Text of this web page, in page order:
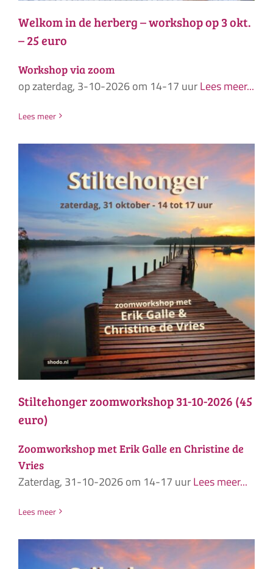
Welkom in de herberg – workshop op 3 okt.
– 25 euro
Workshop via zoom
op zaterdag, 3-10-2026 om 14-17 uurLees meer...
Lees meer
Stiltehonger zoomworkshop 31-10-2026 (45
euro)
Zoomworkshop met Erik Galle en Christine de
Vries
Zaterdag, 31-10-2026 om 14-17 uurLees meer...
Lees meer